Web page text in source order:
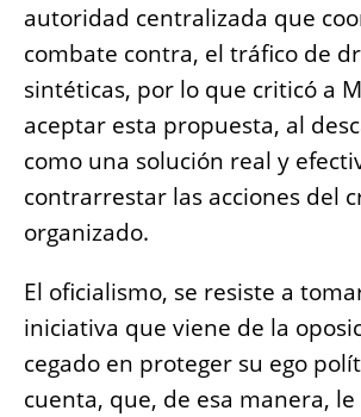
autoridad centralizada que
combate contra, el tráfico de
sintéticas, por lo que criticó a
aceptar esta propuesta, al
como una solución real y
contrarrestar las acciones del
organizado.
El oficialismo, se resiste a
iniciativa que viene de la
cegado en proteger su ego
cuenta, que, de esa manera, le